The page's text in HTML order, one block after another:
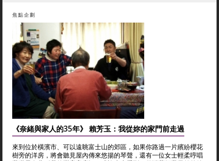
焦點企劃
《奈緒與家人的35年》 賴芳玉：我從妳的家門前走過
來到位於橫濱市、可以遠眺富士山的郊區，如果你路過一片繽紛櫻花
樹旁的洋房，將會聽見屋內傳來悠揚的琴聲，還有一位女士輕柔哼唱